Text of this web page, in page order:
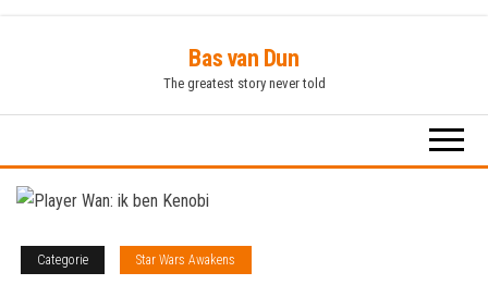
inhoud
Bas van Dun
The greatest story never told
Categorie Star Wars Awakens